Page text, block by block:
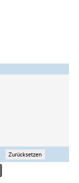
Zurücksetzen